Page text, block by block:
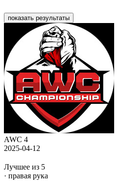
показать результаты
AWC 4
2025-04-12
Лучшее из 5
· правая рука